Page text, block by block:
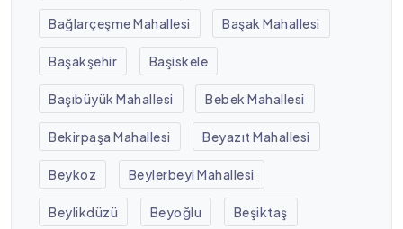
Bağlarçeşme Mahallesi Başak Mahallesi
Başakşehir Başiskele
Başıbüyük Mahallesi Bebek Mahallesi
Bekirpaşa Mahallesi Beyazıt Mahallesi
Beykoz Beylerbeyi Mahallesi
Beylikdüzü Beyoğlu Beşiktaş